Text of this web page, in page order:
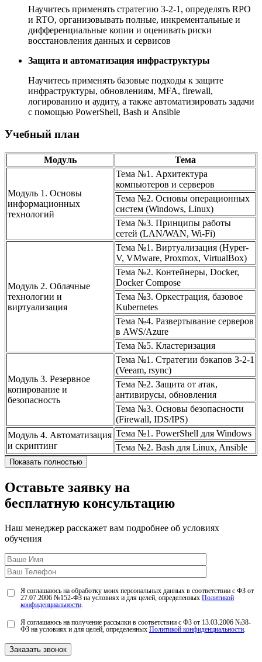
Научитесь применять стратегию 3-2-1, определять RPO
и RTO, организовывать полные, инкрементальные и
дифференциальные копии и оценивать риски
восстановления данных и сервисов
Защита и автоматизация инфраструктуры
Научитесь применять базовые подходы к защите
инфраструктуры, обновлениям, MFA, firewall,
логированию и аудиту, а также автоматизировать задачи
с помощью PowerShell, Bash и Ansible
Учебный план
Модуль Тема
Модуль 1. Основы
информационных
технологий
Тема №1. Архитектура
компьютеров и серверов
Тема №2. Основы операционных
систем (Windows, Linux)
Тема №3. Принципы работы
сетей (LAN/WAN, Wi-Fi)
Модуль 2. Облачные
технологии и
виртуализация
Тема №1. Виртуализация (Hyper-
V, VMware, Proxmox, VirtualBox)
Тема №2. Контейнеры, Docker,
Docker Compose
Тема №3. Оркестрация, базовое
Kubernetes
Тема №4. Развертывание серверов
в AWS/Azure
Тема №5. Кластеризация
Модуль 3. Резервное
копирование и
безопасность
Тема №1. Стратегии бэкапов 3-2-1
(Veeam, rsync)
Тема №2. Защита от атак,
антивирусы, обновления
Тема №3. Основы безопасности
(Firewall, IDS/IPS)
Модуль 4. Автоматизация
и скриптинг
Тема №1. PowerShell для Windows
Тема №2. Bash для Linux, Ansible
Показать полностью
Оставьте заявку на
бесплатную консультацию
Наш менеджер расскажет вам подробнее об условиях
обучения
Я соглашаюсь на обработку моих персональных данных в соответствии с ФЗ от
27.07.2006 №152-ФЗ на условиях и для целей, определенных Политикой
конфиденциальности.
Я соглашаюсь на получение рассылки в соответствии с ФЗ от 13.03.2006 №38-
ФЗ на условиях и для целей, определенных Политикой конфиденциальности.